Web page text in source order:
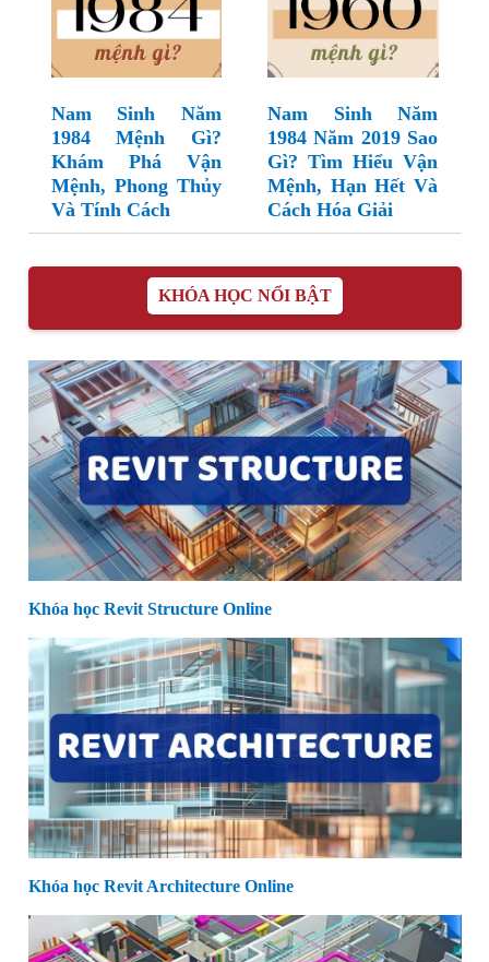
Nam Sinh Năm
1984 Mệnh Gì?
Khám Phá Vận
Mệnh, Phong Thủy
Và Tính Cách
Nam Sinh Năm
1984 Năm 2019 Sao
Gì? Tìm Hiểu Vận
Mệnh, Hạn Hết Và
Cách Hóa Giải
KHÓA HỌC NỔI BẬT
Khóa học Revit Structure Online
Khóa học Revit Architecture Online